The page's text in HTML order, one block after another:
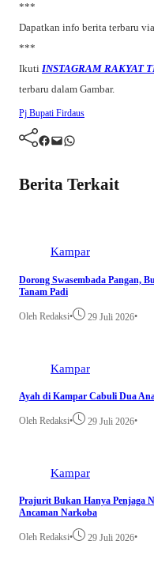
***
Dapatkan info berita terbaru via
***
Ikuti INSTAGRAM RAKYAT
terbaru dalam Gambar.
Pj Bupati Firdaus
Facebook Mail WhatsApp
Berita Terkait
Kampar
Dorong Swasembada Pangan,
Tanam Padi
Oleh Redaksi• 29 Juli 2026•
Kampar
Ayah di Kampar Cabuli Dua
Oleh Redaksi• 29 Juli 2026•
Kampar
Prajurit Bukan Hanya Penjaga
Ancaman Narkoba
Oleh Redaksi• 29 Juli 2026•